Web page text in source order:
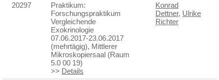
20297
Praktikum:
Forschungspraktikum
Vergleichende
Exokrinologie
07.06.2017-23.06.2017
(mehrtägig), Mittlerer
Mikroskopiersaal (Raum
5.0 00 19)
>> Details
Konrad
Dettner, Ulrike
Richter